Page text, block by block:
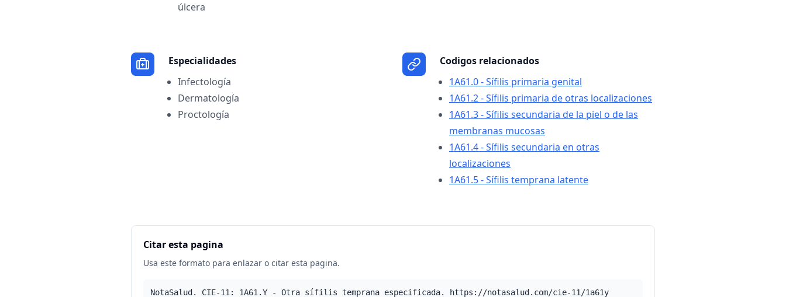
úlcera
Especialidades
Infectología
Dermatología
Proctología
Codigos relacionados
1A61.0 - Sífilis primaria genital
1A61.2 - Sífilis primaria de otras localizaciones
1A61.3 - Sífilis secundaria de la piel o de las
membranas mucosas
1A61.4 - Sífilis secundaria en otras
localizaciones
1A61.5 - Sífilis temprana latente
Citar esta pagina
Usa este formato para enlazar o citar esta pagina.
NotaSalud. CIE-11: 1A61.Y - Otra sífilis temprana especificada. https://notasalud.com/cie-11/1a61y